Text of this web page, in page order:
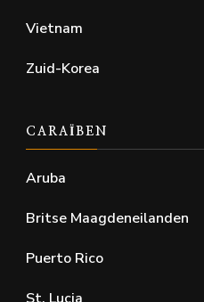
Vietnam
Zuid-Korea
CARAÏBEN
Aruba
Britse Maagdeneilanden
Puerto Rico